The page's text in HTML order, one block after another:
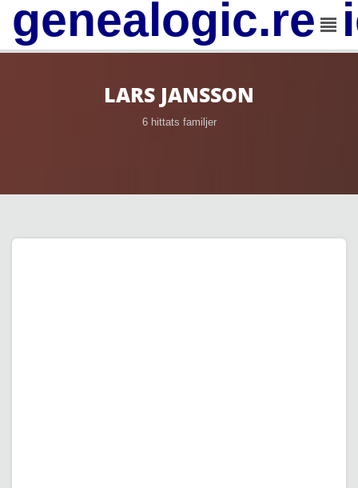
LARS JANSSON
6 hittats familjer